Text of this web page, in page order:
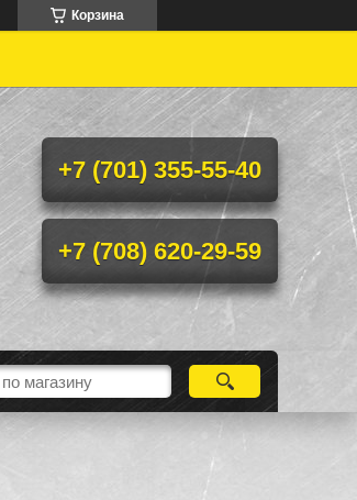
Корзина
+7 (701) 355-55-40
+7 (708) 620-29-59